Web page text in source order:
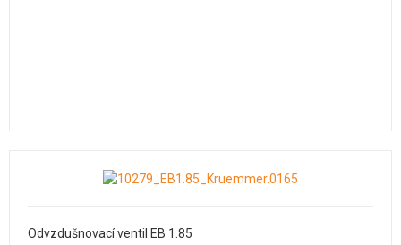
Odvzdušnovací ventil EB 1.85